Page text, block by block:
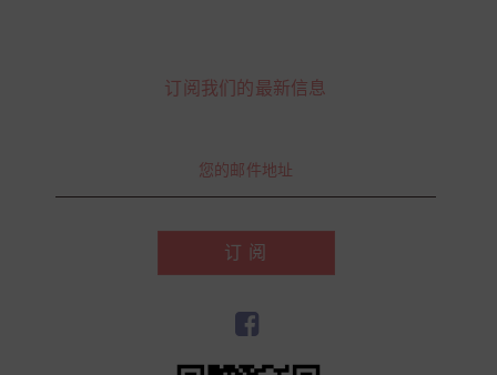
订阅我们的最新信息
订 阅